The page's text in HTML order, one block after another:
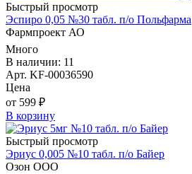
Быстрый просмотр
Эспиро 0,05 №30 табл. п/о Польфарма
Фармпроект АО
Много
В наличии: 11
Арт. KF-00036590
Цена
от 599 ₽
В корзину
Быстрый просмотр
Эриус 0,005 №10 табл. п/о Байер
Озон ООО